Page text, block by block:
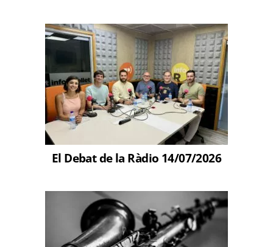
El Debat de la Ràdio 14/07/2026